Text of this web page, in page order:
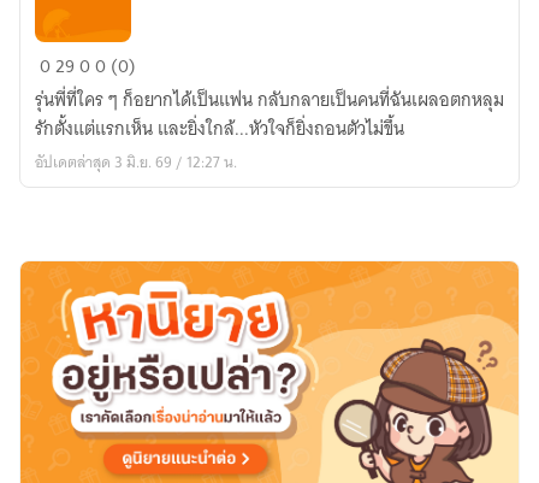
รัก
นี้
เริ่ม
ต้น
ที่
น้อง
✨
📖
02900 (0)
รุ่นพี่ที่ใคร ๆ ก็อยากได้เป็นแฟน กลับกลายเป็นคนที่ฉันเผลอตกหลุม
รักตั้งแต่แรกเห็น และยิ่งใกล้...หัวใจก็ยิ่งถอนตัวไม่ขึ้น
อัปเดตล่าสุด 3 มิ.ย. 69 / 12:27 น.